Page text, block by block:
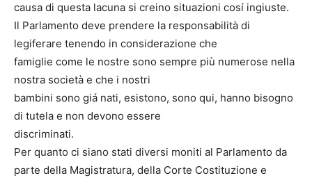
causa di questa lacuna si creino situazioni cosí ingiuste.
Il Parlamento deve prendere la responsabilità di
legiferare tenendo in considerazione che
famiglie come le nostre sono sempre più numerose nella
nostra società e che i nostri
bambini sono giá nati, esistono, sono qui, hanno bisogno
di tutela e non devono essere
discriminati.
Per quanto ci siano stati diversi moniti al Parlamento da
parte della Magistratura, della Corte Costituzione e